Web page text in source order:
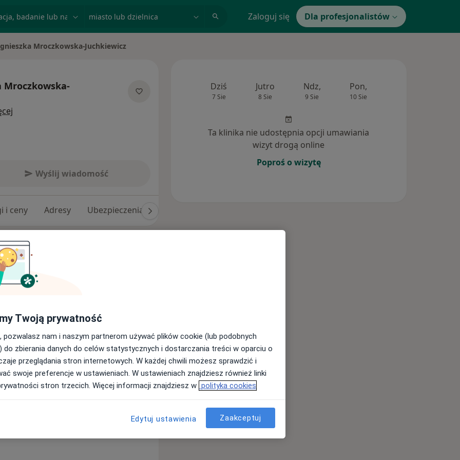
Zaloguj się Dla profesjonalistów
Mroczkowska-Juchkiewicz
Mroczkowska-
Wyślij wiadomość
i ceny Adresy Ubezpieczenia
wojewódzki w dziedzinie
ukończyła Wydział lekarski
kolejno I i II stopień specjalizacji
Uniwersytetu Medycznego w
i leczeniu schorzeń
Kliniki Pediatrii i Gastroenterologii
się interpretacją 24 godzinnej
przełykowego.
Pani doktor się zajmować to
odcinka przewodu
Dziś
7 Sie
Jutro
8 Sie
Ndz,
9 Sie
Pon,
10 Sie
Ta klinika nie udostępnia opcji umawiania
wizyt drogą online
Poproś o wizytę
Twoją prywatność
pozwalasz nam i naszym partnerom używać plików cookie (lub podobnych
do zbierania danych do celów statystycznych i dostarczania treści w oparciu o
przeglądania stron internetowych. W każdej chwili możesz sprawdzić i
swoje preferencje w ustawieniach. W ustawieniach znajdziesz również linki
stron trzecich. Więcej informacji znajdziesz w polityka cookies
Edytuj ustawienia Zaakceptuj